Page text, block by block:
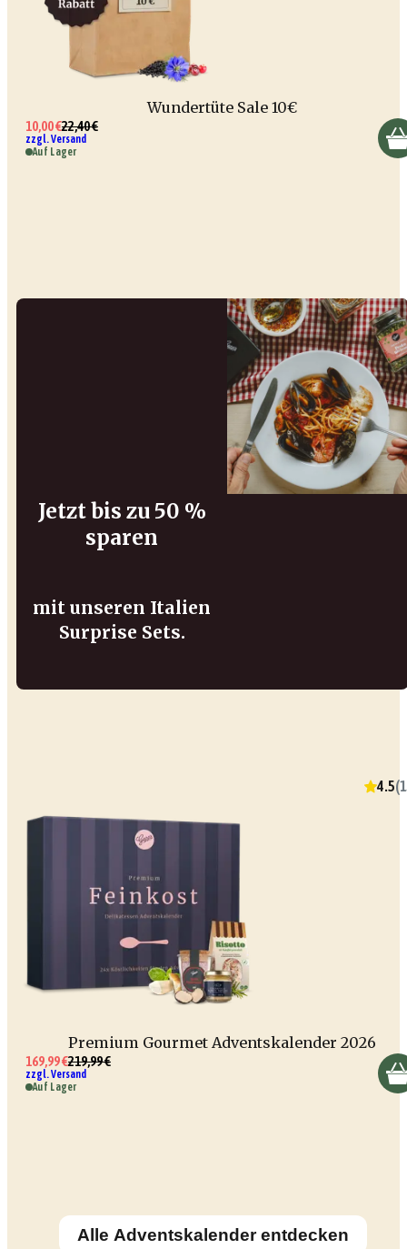
Wundertüte Sale 10€
10,00 €22,40 €
zzgl. Versand
Auf Lager
Jetzt bis zu 50 %
sparen
mit unseren Italien
Surprise Sets.
4.5(
Premium Gourmet Adventskalender 2026
169,99 €219,99 €
zzgl. Versand
Auf Lager
Alle Adventskalender entdecken